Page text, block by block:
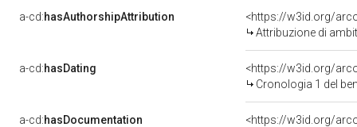
a-cd:hasAuthorshipAttribution
<https://w3id.org/
Attribuzione di
a-cd:hasDating
<https://w3id.org/
Cronologia 1 del
a-cd:hasDocumentation